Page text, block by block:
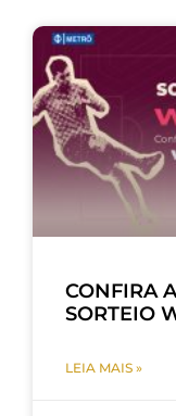
CONFIRA
SORTEIO
LEIA MAIS »